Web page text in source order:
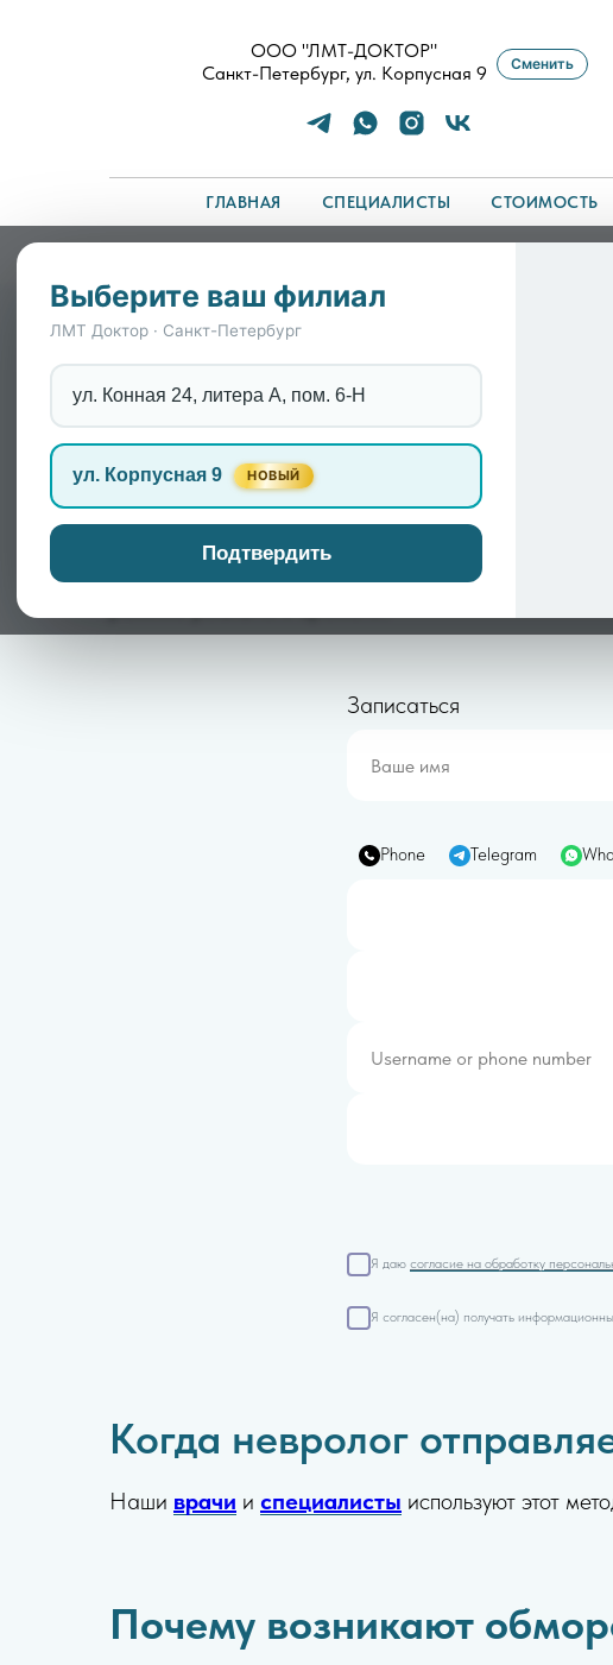
ООО "ЛМТ-ДОКТОР"
Санкт-Петербург, ул. Корпусная 9
Сменить
ГЛАВНАЯ СПЕЦИАЛИСТЫ СТОИМОСТЬ
Выберите ваш филиал
ЛМТ Доктор · Санкт-Петербург
ул. Конная 24, литера А, пом. 6-Н
ул. Корпусная 9 НОВЫЙ
Подтвердить
неврологии
ЭЭГ — это, по сути, «кардиограмма» для головы.
«замыкание» или ритм сбивается, человек
эпилепсию. Оно нужно, чтобы понять, почему вы
берется вечная тревога. В нашем
направлении
Записаться
Phone Telegram
Я даю согласие на обработку
Я согласен(на) получать
Когда невролог
Наши врачи и специалисты используют этот
Почему возникают